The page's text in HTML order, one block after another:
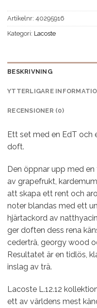
Artikelnr: 40295916
Kategori: Lacoste
BESKRIVNING
YTTERLIGARE
RECENSIONER (0)
Ett set med en EdT och
doft.
Den öppnar upp med
av grapefrukt,
att skapa ett rent och
noter blandas med ett
hjärtackord av
ger doften dess rena
cederträ, georgy wood
Resultatet är en tidlös,
inslag av trä.
Lacoste L.12.12
ett av världens mest